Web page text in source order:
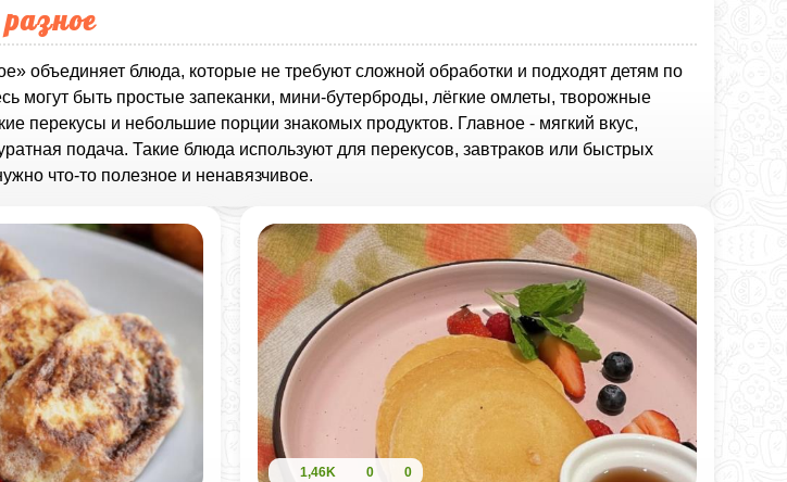
объединяет блюда, которые не требуют сложной обработки и подходят детям по
могут быть простые запеканки, мини‑бутерброды, лёгкие омлеты, творожные
перекусы и небольшие порции знакомых продуктов. Главное - мягкий вкус,
подача. Такие блюда используют для перекусов, завтраков или быстрых
что‑то полезное и ненавязчивое.
1,46K 0 0